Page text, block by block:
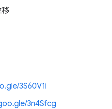
3S60V1i
3n4Sfcg